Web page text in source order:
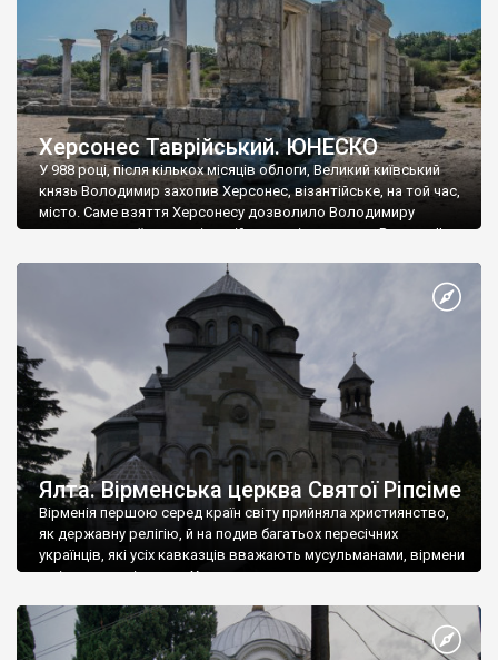
Херсонес Таврійський. ЮНЕСКО
У 988 році, після кількох місяців облоги, Великий київський
князь Володимир захопив Херсонес, візантійське, на той час,
місто. Саме взяття Херсонесу дозволило Володимиру
диктувати свої умови візантійському імператору Василю ІІ, та
Херсонесі Володимир-язичник, став Василем-християнином.
А потім було Хрещення Русі. На честь Херсонесу Таврійського
Ялта. Вірменська церква Святої Ріпсіме
Вірменія першою серед країн світу прийняла християнство,
як державну релігію, й на подив багатьох пересічних
українців, які усіх кавказців вважають мусульманами, вірмени
є відданими вірянами Христа